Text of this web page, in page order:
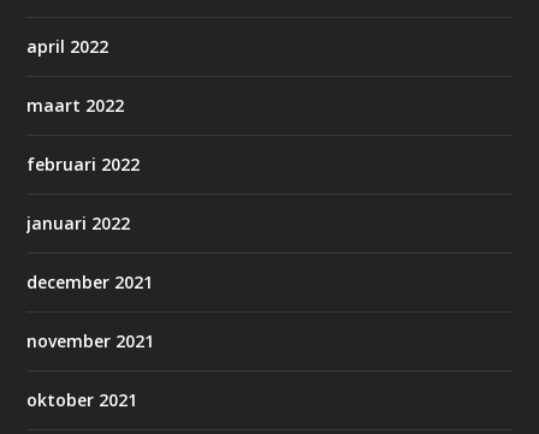
april 2022
maart 2022
februari 2022
januari 2022
december 2021
november 2021
oktober 2021